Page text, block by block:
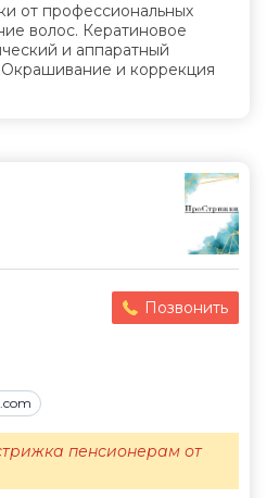
от профессиональных
волос. Кератиновое
и аппаратный
и коррекция
Позвонить
пенсионерам от